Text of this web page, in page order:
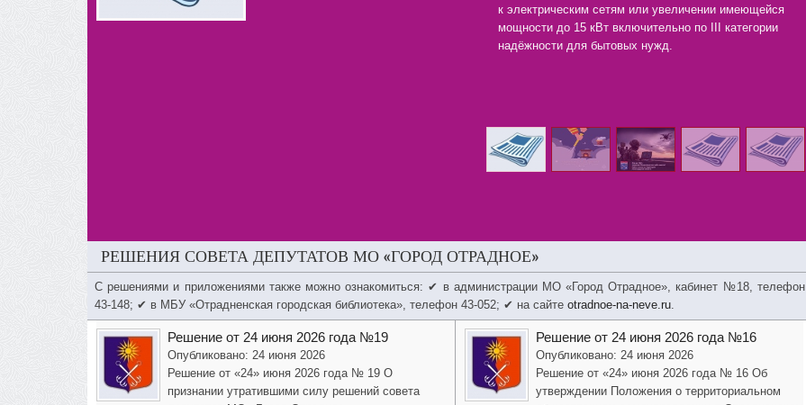
к электрическим сетям или увеличении имеющейся
мощности до 15 кВт включительно по III категории
надёжности для бытовых нужд.
РЕШЕНИЯ СОВЕТА ДЕПУТАТОВ МО «ГОРОД ОТРАДНОЕ»
С решениями и приложениями также можно ознакомиться: ✔ в администрации МО «Город Отрадное», кабинет №18, телефон
43-148; ✔ в МБУ «Отрадненская городская библиотека», телефон 43-052; ✔ на сайте otradnoe-na-neve.ru.
Решение от 24 июня 2026 года №19
Опубликовано: 24 июня 2026
Решение от «24» июня 2026 года № 19 О
признании утратившими силу решений совета
Решение от 24 июня 2026 года №16
Опубликовано: 24 июня 2026
Решение от «24» июня 2026 года № 16 Об
утверждении Положения о территориальном